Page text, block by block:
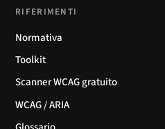
RIFERIMENTI
Normativa
Toolkit
Scanner WCAG gratuito
WCAG / ARIA